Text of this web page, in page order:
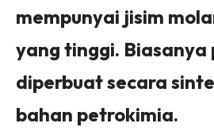
mempunyai jisim
yang tinggi. Biasanya
diperbuat secara
bahan petrokimia.